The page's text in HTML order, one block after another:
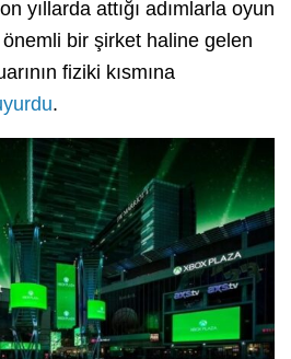
yıllarda attığı adımlarla oyun
bir şirket haline gelen
fiziki kısmına
.